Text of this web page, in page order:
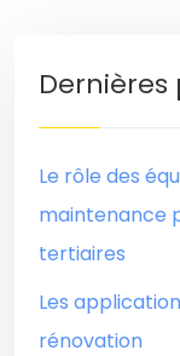
Le rôle des
maintenance
tertiaires
Les
rénovation